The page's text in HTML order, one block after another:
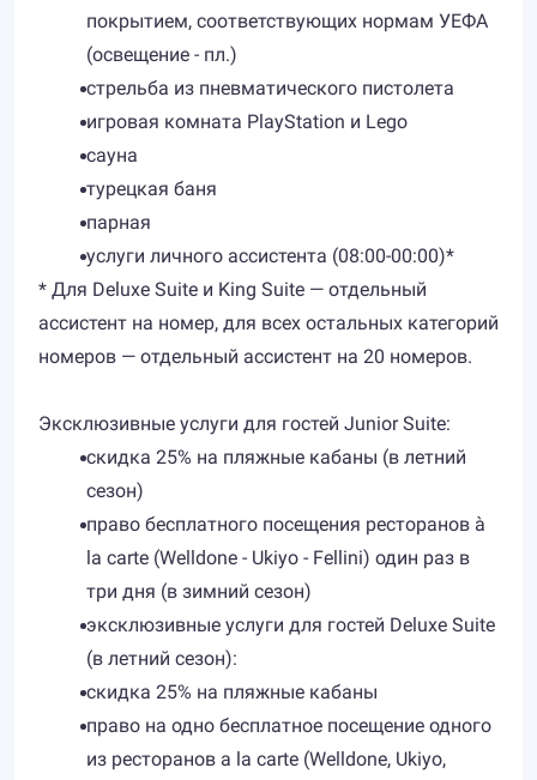
покрытием, соответствующих нормам УЕФА
(освещение - пл.)
стрельба из пневматического пистолета
игровая комната PlayStation и Lego
сауна
турецкая баня
парная
услуги личного ассистента (08:00-00:00)*
* Для Deluxe Suite и King Suite — отдельный
ассистент на номер, для всех остальных категорий
номеров — отдельный ассистент на 20 номеров.
Эксклюзивные услуги для гостей Junior Suite:
скидка 25% на пляжные кабаны (в летний
сезон)
право бесплатного посещения ресторанов à
la carte (Welldone - Ukiyo - Fellini) один раз в
три дня (в зимний сезон)
эксклюзивные услуги для гостей Deluxe Suite
(в летний сезон):
скидка 25% на пляжные кабаны
право на одно бесплатное посещение одного
из ресторанов a la carte (Welldone, Ukiyo,